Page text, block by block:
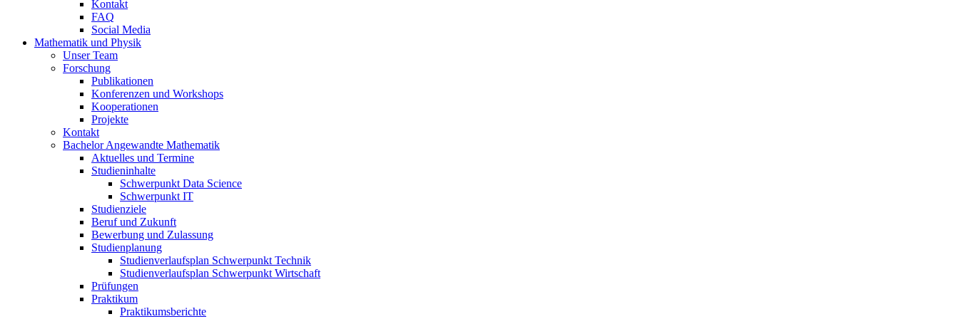
Kontakt
FAQ
Social Media
Mathematik und Physik
Unser Team
Forschung
Publikationen
Konferenzen und Workshops
Kooperationen
Projekte
Kontakt
Bachelor Angewandte Mathematik
Aktuelles und Termine
Studieninhalte
Schwerpunkt Data Science
Schwerpunkt IT
Studienziele
Beruf und Zukunft
Bewerbung und Zulassung
Studienplanung
Studienverlaufsplan Schwerpunkt Technik
Studienverlaufsplan Schwerpunkt Wirtschaft
Prüfungen
Praktikum
Praktikumsberichte